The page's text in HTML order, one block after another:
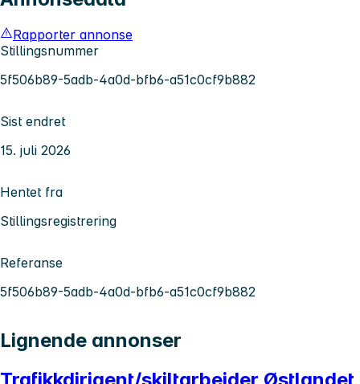
Rapporter annonse
Stillingsnummer
5f506b89-5adb-4a0d-bfb6-a51c0cf9b882
Sist endret
15. juli 2026
Hentet fra
Stillingsregistrering
Referanse
5f506b89-5adb-4a0d-bfb6-a51c0cf9b882
Lignende annonser